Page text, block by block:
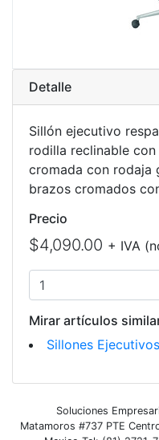
Detalle
Sillón ejecutivo
rodilla reclinable
cromada con rodaja
brazos cromados
Precio
$4,090.00 + IVA
Mirar artículos
Sillones Ejecutivos
Soluciones
Matamoros #737 PTE